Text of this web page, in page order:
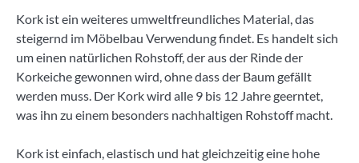
Kork ist ein weiteres umweltfreundliches Material, das
steigernd im Möbelbau Verwendung findet. Es handelt sich
um einen natürlichen Rohstoff, der aus der Rinde der
Korkeiche gewonnen wird, ohne dass der Baum gefällt
werden muss. Der Kork wird alle 9 bis 12 Jahre geerntet,
was ihn zu einem besonders nachhaltigen Rohstoff macht.
Kork ist einfach, elastisch und hat gleichzeitig eine hohe